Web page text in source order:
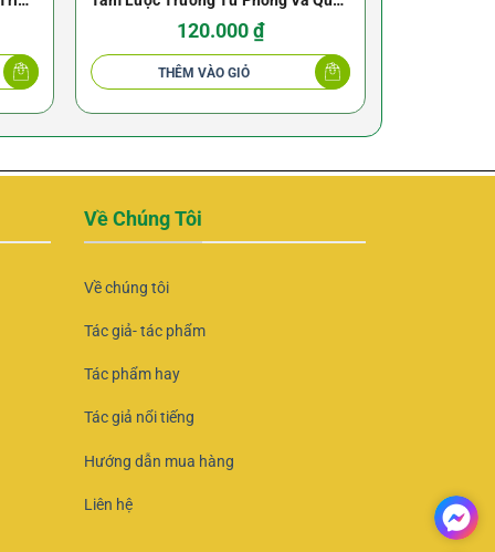
Chính Đời Đường – Lý Vệ Công – NXB
Cổ Kim 1958
120.000₫
THÊM VÀO GIỎ
Về Chúng Tôi
Về chúng tôi
Tác giả- tác phẩm
Tác phẩm hay
Tác giả nổi tiếng
Hướng dẫn mua hàng
Liên hệ